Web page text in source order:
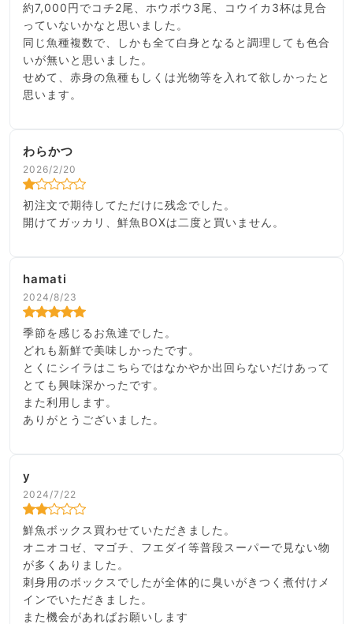
約7,000円でコチ2尾、ホウボウ3尾、コウイカ3杯は見合
っていないかなと思いました。
同じ魚種複数で、しかも全て白身となると調理しても色合
いが無いと思いました。
せめて、赤身の魚種もしくは光物等を入れて欲しかったと
思います。
わらかつ
2026/2/20
初注文で期待してただけに残念でした。
開けてガッカリ、鮮魚BOXは二度と買いません。
hamati
2024/8/23
季節を感じるお魚達でした。
どれも新鮮で美味しかったです。
とくにシイラはこちらではなかやか出回らないだけあって
とても興味深かったです。
また利用します。
ありがとうございました。
y
2024/7/22
鮮魚ボックス買わせていただきました。
オニオコゼ、マゴチ、フエダイ等普段スーパーで見ない物
が多くありました。
刺身用のボックスでしたが全体的に臭いがきつく煮付けメ
インでいただきました。
また機会があればお願いします